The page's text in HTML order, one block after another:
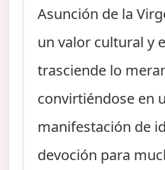
Asunción de la
un valor cultural y
trasciende lo
convirtiéndose en
manifestación de
devoción para